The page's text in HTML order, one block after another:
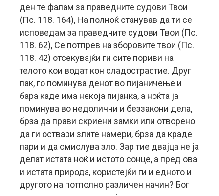
ден те фалам за праведните судови Твои
(Пс. 118. 164), На полноќ станував да ти се
исповедам за праведните судови Твои (Пс.
118. 62), Се потпрев на зборовите твои (Пс.
118. 42) отсекувајќи ги сите пориви на
телото кои водат кон сладострастие. Друг
пак, го поминува денот во пијаничење и
бара каде има некоја пијанка, а ноќта ја
поминува во недолични и беззакони дела,
брза да прави скриени замки или отворено
да ги оствари злите намери, брза да краде
пари и да смислува зло. Зар тие двајца не ја
делат истата ноќ и истото сонце, а пред ова
и истата природа, користејќи ги и едното и
другото на потполно различен начин? Бог